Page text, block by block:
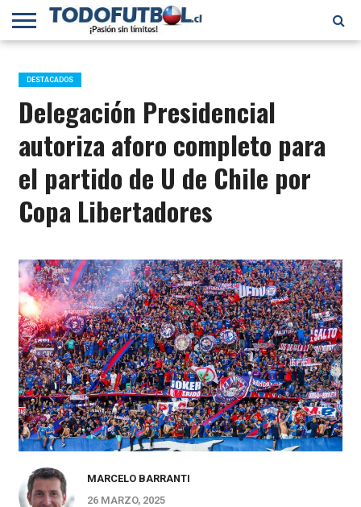
PRIMERA
B
SELECCIÓN
CHILENA
CHILENOS
EN EL
MUNDO
FÚTBOL
INTERNACIONAL
DESTACADOS
Delegación Presidencial
autoriza aforo completo para
el partido de U de Chile por
Copa Libertadores
MARCELO BARRANTI
26 MARZO, 2025